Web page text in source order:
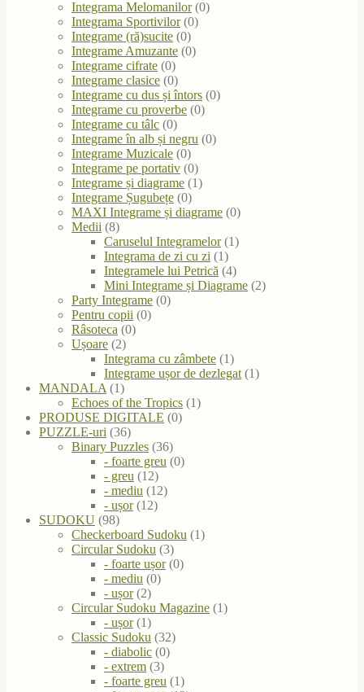
Integrama Melomanilor (0)
Integrama Sportivilor (0)
Integrame (ră)sucite (0)
Integrame Amuzante (0)
Integrame cifrate (0)
Integrame clasice (0)
Integrame cu dus și întors (0)
Integrame cu proverbe (0)
Integrame cu tâlc (0)
Integrame în alb și negru (0)
Integrame Muzicale (0)
Integrame pe portativ (0)
Integrame și diagrame (1)
Integrame Șugubețe (0)
MAXI Integrame și diagrame (0)
Medii (8)
Caruselul Integramelor (1)
Integrama de zi cu zi (1)
Integramele lui Petrică (4)
Mini Integrame și Diagrame (2)
Party Integrame (0)
Pentru copii (0)
Râsoteca (0)
Ușoare (2)
Integrama cu zâmbete (1)
Integrame ușor de dezlegat (1)
MANDALA (1)
Echoes of the Tropics (1)
PRODUSE DIGITALE (0)
PUZZLE-uri (36)
Binary Puzzles (36)
- foarte greu (0)
- greu (12)
- mediu (12)
- ușor (12)
SUDOKU (98)
Checkerboard Sudoku (1)
Circular Sudoku (3)
- foarte ușor (0)
- mediu (0)
- ușor (2)
Circular Sudoku Magazine (1)
- ușor (1)
Classic Sudoku (32)
- diabolic (0)
- extrem (3)
- foarte greu (1)